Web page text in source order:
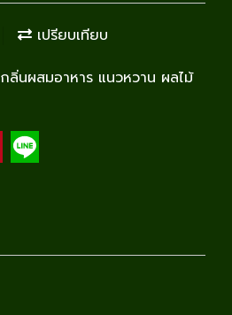
เปรียบเทียบ
กลิ่นผสมอาหาร แนวหวาน ผลไม้